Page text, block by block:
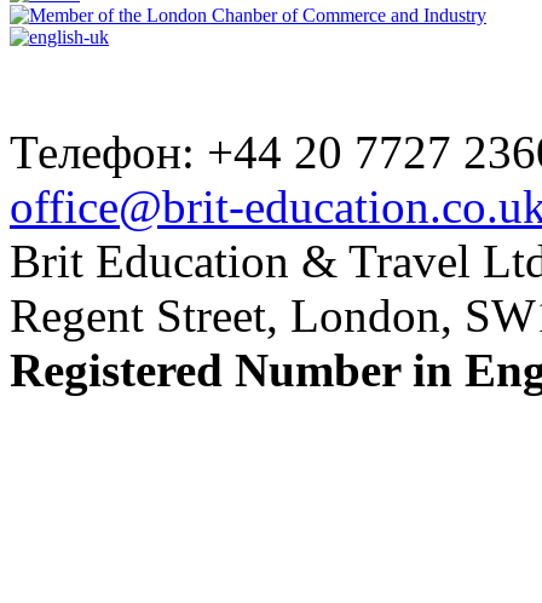
Телефон: +44 20 7727
office@brit-
Brit Education & Travel
Regent Street, London,
Registered Number in